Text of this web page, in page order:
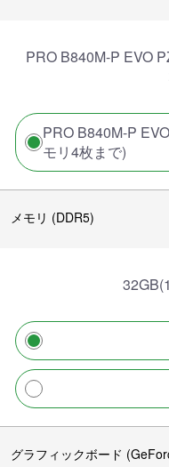
PRO B840M-P EVO
PRO B840M-P
モリ4枚まで)
メモリ (DDR5)
グラフィックボード